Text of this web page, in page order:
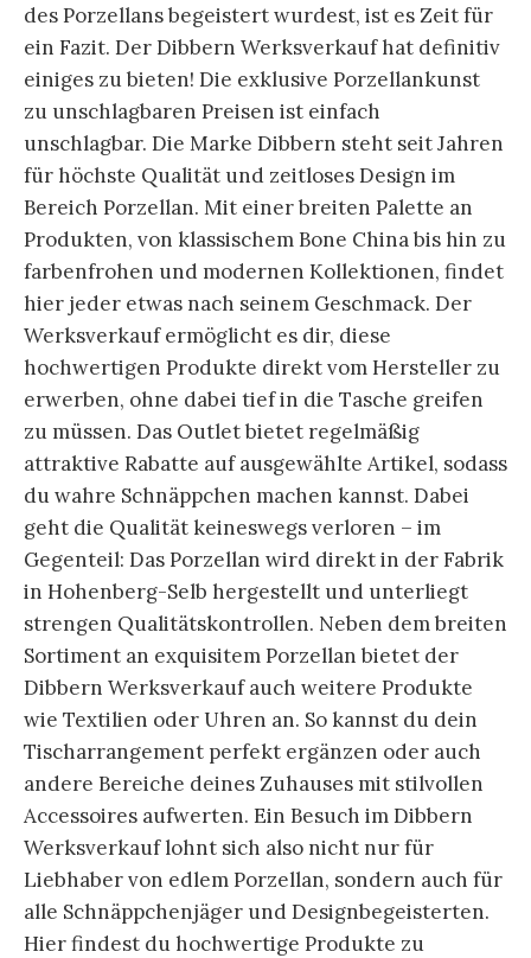
des Porzellans begeistert wurdest, ist es Zeit für
ein Fazit. Der Dibbern Werksverkauf hat definitiv
einiges zu bieten! Die exklusive Porzellankunst
zu unschlagbaren Preisen ist einfach
unschlagbar. Die Marke Dibbern steht seit Jahren
für höchste Qualität und zeitloses Design im
Bereich Porzellan. Mit einer breiten Palette an
Produkten, von klassischem Bone China bis hin zu
farbenfrohen und modernen Kollektionen, findet
hier jeder etwas nach seinem Geschmack. Der
Werksverkauf ermöglicht es dir, diese
hochwertigen Produkte direkt vom Hersteller zu
erwerben, ohne dabei tief in die Tasche greifen
zu müssen. Das Outlet bietet regelmäßig
attraktive Rabatte auf ausgewählte Artikel, sodass
du wahre Schnäppchen machen kannst. Dabei
geht die Qualität keineswegs verloren – im
Gegenteil: Das Porzellan wird direkt in der Fabrik
in Hohenberg-Selb hergestellt und unterliegt
strengen Qualitätskontrollen. Neben dem breiten
Sortiment an exquisitem Porzellan bietet der
Dibbern Werksverkauf auch weitere Produkte
wie Textilien oder Uhren an. So kannst du dein
Tischarrangement perfekt ergänzen oder auch
andere Bereiche deines Zuhauses mit stilvollen
Accessoires aufwerten. Ein Besuch im Dibbern
Werksverkauf lohnt sich also nicht nur für
Liebhaber von edlem Porzellan, sondern auch für
alle Schnäppchenjäger und Designbegeisterten.
Hier findest du hochwertige Produkte zu